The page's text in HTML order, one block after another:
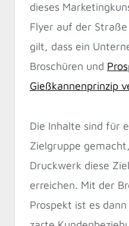
dieses
Flyer auf der
gilt, dass ein
Broschüren und
Gießkannenprinzip
Die Inhalte sind für
Zielgruppe
Druckwerk diese
erreichen. Mit der
Prospekt ist es